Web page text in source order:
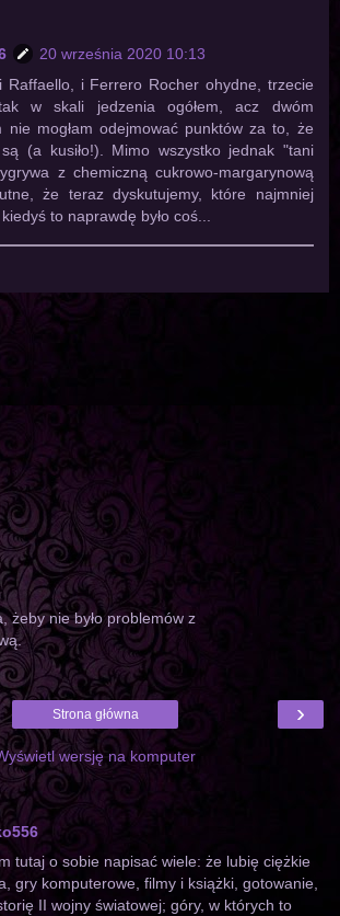
20 września 2020 10:13
Raffaello, i Ferrero Rocher ohydne, trzecie
w skali jedzenia ogółem, acz dwóm
nie mogłam odejmować punktów za to, że
(a kusiło!). Mimo wszystko jednak "tani
z chemiczną cukrowo-margarynową
że teraz dyskutujemy, które najmniej
to naprawdę było coś...
żeby nie było problemów z
›
Strona główna
wersję na komputer
tutaj o sobie napisać wiele: że lubię ciężkie
gry komputerowe, filmy i książki, gotowanie,
II wojny światowej; góry, w których to